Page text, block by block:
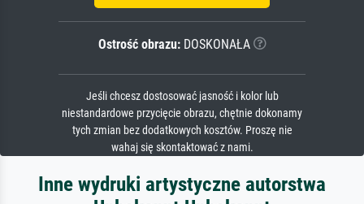
Ostrość obrazu:DOSKONAŁA
Jeśli chcesz dostosować jasność i kolor lub
niestandardowe przycięcie obrazu, chętnie dokonamy
tych zmian bez dodatkowych kosztów. Proszę nie
wahaj się skontaktować z nami.
Inne wydruki artystyczne autorstwa